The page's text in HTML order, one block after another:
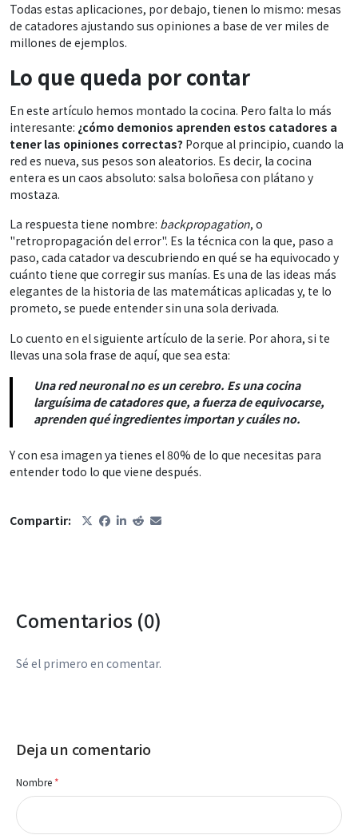
Todas estas aplicaciones, por debajo, tienen lo mismo: mesas
de catadores ajustando sus opiniones a base de ver miles de
millones de ejemplos.
Lo que queda por contar
En este artículo hemos montado la cocina. Pero falta lo más
interesante: ¿cómo demonios aprenden estos catadores a
tener las opiniones correctas? Porque al principio, cuando la
red es nueva, sus pesos son aleatorios. Es decir, la cocina
entera es un caos absoluto: salsa boloñesa con plátano y
mostaza.
La respuesta tiene nombre: backpropagation, o
"retropropagación del error". Es la técnica con la que, paso a
paso, cada catador va descubriendo en qué se ha equivocado y
cuánto tiene que corregir sus manías. Es una de las ideas más
elegantes de la historia de las matemáticas aplicadas y, te lo
prometo, se puede entender sin una sola derivada.
Lo cuento en el siguiente artículo de la serie. Por ahora, si te
llevas una sola frase de aquí, que sea esta:
Una red neuronal no es un cerebro. Es una cocina
larguísima de catadores que, a fuerza de equivocarse,
aprenden qué ingredientes importan y cuáles no.
Y con esa imagen ya tienes el 80% de lo que necesitas para
entender todo lo que viene después.
Compartir:
Comentarios (0)
Sé el primero en comentar.
Deja un comentario
Nombre *